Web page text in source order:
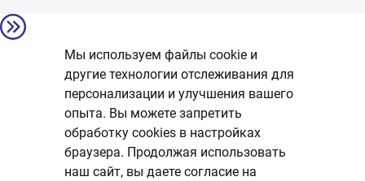
Мы используем файлы cookie и
другие технологии отслеживания для
персонализации и улучшения вашего
опыта. Вы можете запретить
обработку сookies в настройках
браузера. Продолжая использовать
наш сайт, вы даете согласие на